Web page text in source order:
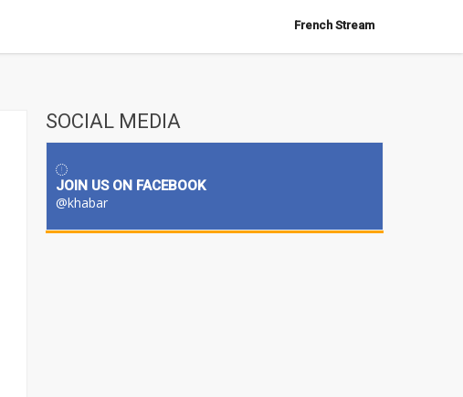
French Stream
SOCIAL MEDIA
JOIN US ON FACEBOOK
@khabar